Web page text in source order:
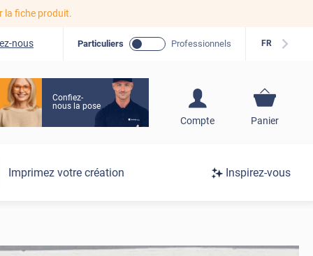
la fiche produit.
nous Particuliers Professionnels FR
Confiez-
nous la pose
Compte
S'inscrire / Se
Panier
Imprimez votre création Inspirez-vous